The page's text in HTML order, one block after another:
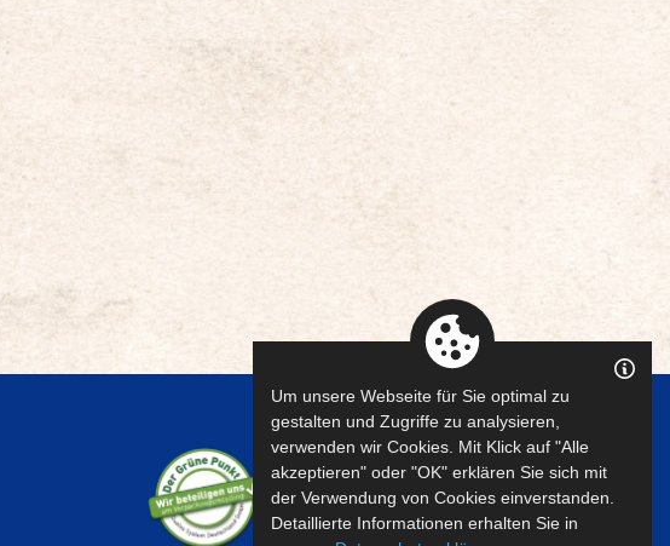
Um unsere Webseite für Sie optimal zu
gestalten und Zugriffe zu analysieren,
verwenden wir Cookies. Mit Klick auf "Alle
akzeptieren" oder "OK" erklären Sie sich mit
der Verwendung von Cookies einverstanden.
Detaillierte Informationen erhalten Sie in